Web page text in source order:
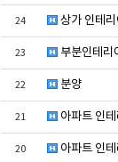
24 상가 인테
23 부분인테리
22 분양
21 아파트 인
20 아파트 인